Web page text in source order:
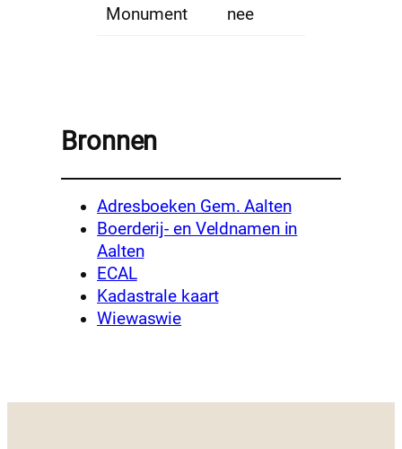
Monument nee
Bronnen
Adresboeken Gem. Aalten
Boerderij- en Veldnamen in
Aalten
ECAL
Kadastrale kaart
Wiewaswie